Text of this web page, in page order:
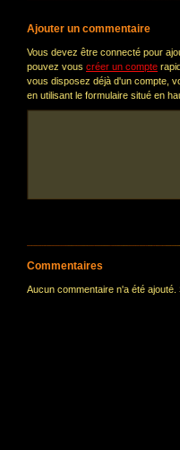
Ajouter un commentaire
Vous devez être connecté pour
pouvez vous créer un compte
vous disposez déjà d'un compte,
en utilisant le formulaire situé en
Commentaires
Aucun commentaire n'a été